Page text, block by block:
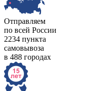
Отправляем
по всей России
2234 пункта
самовывоза
в 488 городах